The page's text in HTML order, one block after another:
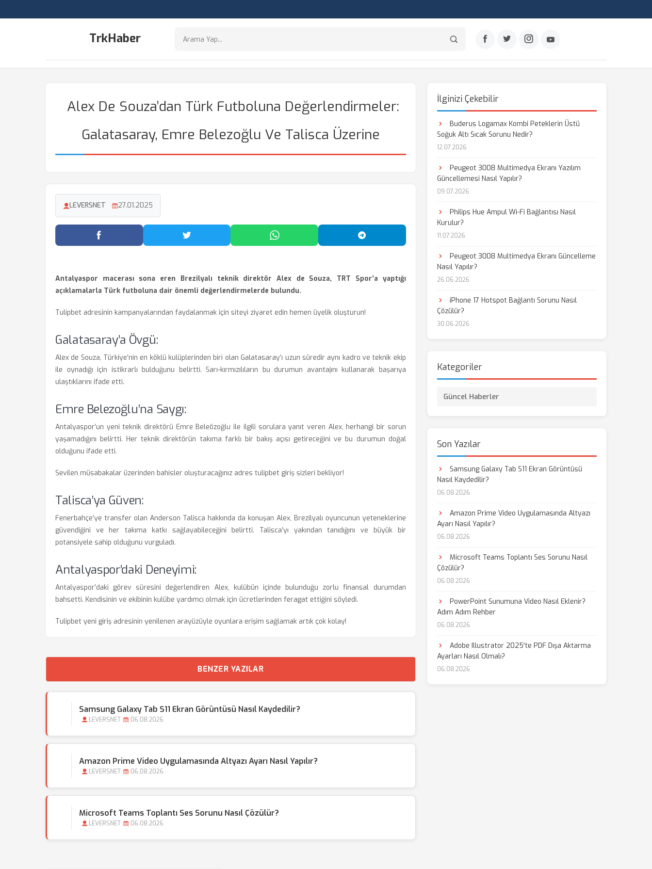
TrkHaber
Alex De Souza’dan Türk Futboluna Değerlendirmeler:
Galatasaray, Emre Belezoğlu Ve Talisca Üzerine
LEVERSNET 27.01.2025
Facebook'ta Paylaş Twitter'da Paylaş WhatsApp'ta Paylaş Telegram'da Paylaş
Antalyaspor macerası sona eren Brezilyalı teknik direktör Alex de Souza, TRT Spor’a yaptığı
açıklamalarla Türk futboluna dair önemli değerlendirmelerde bulundu.
Tulipbet adresinin kampanyalarından faydalanmak için siteyi ziyaret edin hemen üyelik oluşturun!
Galatasaray’a Övgü:
Alex de Souza, Türkiye’nin en köklü kulüplerinden biri olan Galatasaray’ı uzun süredir aynı kadro ve teknik ekip
ile oynadığı için istikrarlı bulduğunu belirtti. Sarı-kırmızılıların bu durumun avantajını kullanarak başarıya
ulaştıklarını ifade etti.
Emre Belezoğlu’na Saygı:
Antalyaspor’un yeni teknik direktörü Emre Beleözoğlu ile ilgili sorulara yanıt veren Alex, herhangi bir sorun
yaşamadığını belirtti. Her teknik direktörün takıma farklı bir bakış açısı getireceğini ve bu durumun doğal
olduğunu ifade etti.
Sevilen müsabakalar üzerinden bahisler oluşturacağınız adres tulipbet giriş sizleri bekliyor!
Talisca’ya Güven:
Fenerbahçe’ye transfer olan Anderson Talisca hakkında da konuşan Alex, Brezilyalı oyuncunun yeteneklerine
güvendiğini ve her takıma katkı sağlayabileceğini belirtti. Talisca’yı yakından tanıdığını ve büyük bir
potansiyele sahip olduğunu vurguladı.
Antalyaspor’daki Deneyimi:
Antalyaspor’daki görev süresini değerlendiren Alex, kulübün içinde bulunduğu zorlu finansal durumdan
bahsetti. Kendisinin ve ekibinin kulübe yardımcı olmak için ücretlerinden feragat ettiğini söyledi.
Tulipbet yeni giriş adresinin yenilenen arayüzüyle oyunlara erişim sağlamak artık çok kolay!
BENZER YAZILAR
Samsung Galaxy Tab S11 Ekran Görüntüsü Nasıl Kaydedilir?
LEVERSNET 06.08.2026
Amazon Prime Video Uygulamasında Altyazı Ayarı Nasıl Yapılır?
LEVERSNET 06.08.2026
Microsoft Teams Toplantı Ses Sorunu Nasıl Çözülür?
LEVERSNET 06.08.2026
İlginizi Çekebilir
Buderus Logamax Kombi Peteklerin Üstü
Soğuk Altı Sıcak Sorunu Nedir?
12.07.2026
Peugeot 3008 Multimedya Ekranı Yazılım
Güncellemesi Nasıl Yapılır?
09.07.2026
Philips Hue Ampul Wi-Fi Bağlantısı Nasıl
Kurulur?
11.07.2026
Peugeot 3008 Multimedya Ekranı Güncelleme
Nasıl Yapılır?
26.06.2026
iPhone 17 Hotspot Bağlantı Sorunu Nasıl
Çözülür?
30.06.2026
Kategoriler
Güncel Haberler
Son Yazılar
Samsung Galaxy Tab S11 Ekran Görüntüsü
Nasıl Kaydedilir?
06.08.2026
Amazon Prime Video Uygulamasında Altyazı
Ayarı Nasıl Yapılır?
06.08.2026
Microsoft Teams Toplantı Ses Sorunu Nasıl
Çözülür?
06.08.2026
PowerPoint Sunumuna Video Nasıl Eklenir?
Adım Adım Rehber
06.08.2026
Adobe Illustrator 2025'te PDF Dışa Aktarma
Ayarları Nasıl Olmalı?
06.08.2026